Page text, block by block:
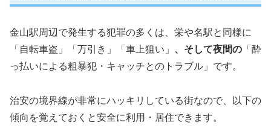
金山駅周辺で発生する犯罪の多くは、栄や名駅と同様に
「自転車盗」「万引き」「車上狙い」 、そして夜間の 「酔
っ払いによる粗暴犯・キャッチとのトラブル」です。
治安の境界線が非常にハッキリしている街なので、以下の
傾向を覚えておくと安全に利用・居住できます。